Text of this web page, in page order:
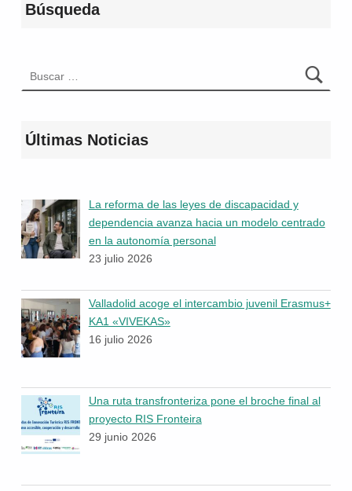
Búsqueda
Últimas Noticias
La reforma de las leyes de discapacidad y
dependencia avanza hacia un modelo centrado
en la autonomía personal
23 julio 2026
Valladolid acoge el intercambio juvenil Erasmus+
KA1 «VIVEKAS»
16 julio 2026
Una ruta transfronteriza pone el broche final al
proyecto RIS Fronteira
29 junio 2026